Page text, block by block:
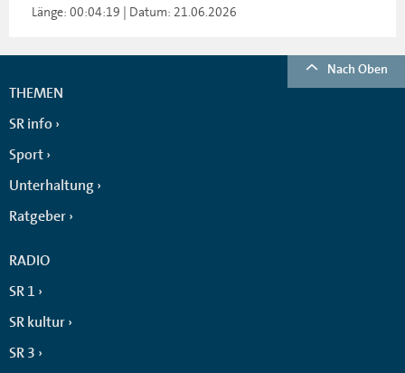
Länge: 00:04:19 | Datum: 21.06.2026
Nach Oben
THEMEN
SR info
Sport
Unterhaltung
Ratgeber
RADIO
SR 1
SR kultur
SR 3